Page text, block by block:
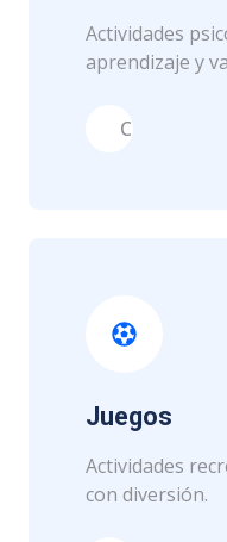
Actividades
aprendizaje y
Cariño
Juegos
Actividades
con diversión.